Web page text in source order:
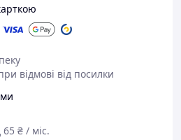
відмові від посилки
₴ / міс.